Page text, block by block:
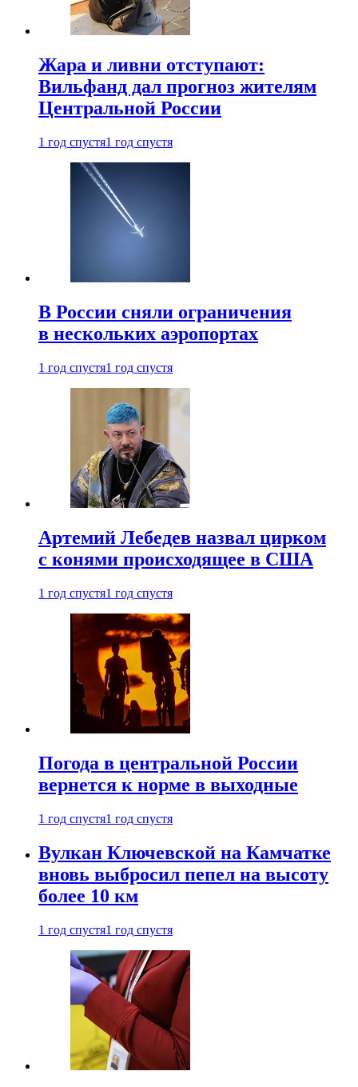
Жара и ливни отступают:
Вильфанд дал прогноз жителям
Центральной России
1 год спустя1 год спустя
В России сняли ограничения
в нескольких аэропортах
1 год спустя1 год спустя
Артемий Лебедев назвал цирком
с конями происходящее в США
1 год спустя1 год спустя
Погода в центральной России
вернется к норме в выходные
1 год спустя1 год спустя
Вулкан Ключевской на Камчатке
вновь выбросил пепел на высоту
более 10 км
1 год спустя1 год спустя